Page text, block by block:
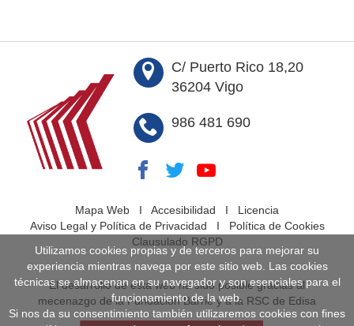
C/ Puerto Rico 18,20
36204 Vigo
986 481 690
Mapa Web I Accesibilidad I Licencia
Aviso Legal y Política de Privacidad I Política de Cookies
Clausulado RGPD
El desarrollo de esta web ha sido posible gracias al
mecenazgo de la Fundación Barrié y a la RSC de Edisa
Utilizamos cookies propias y de terceros para mejorar su
experiencia mientras navega por este sitio web. Las cookies
técnicas se almacenan en su navegador y son esenciales para el
funcionamiento de la web.
Si nos da su consentimiento también utilizaremos cookies con fines